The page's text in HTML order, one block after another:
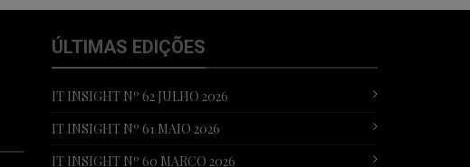
ÚLTIMAS EDIÇÕES
IT INSIGHT Nº 62 JULHO 2026
IT INSIGHT Nº 61 MAIO 2026
IT INSIGHT Nº 60 MARÇO 2026